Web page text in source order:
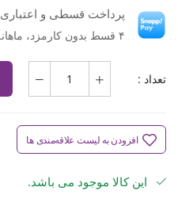
پرداخت قسطی و
۴ قسط بدون کارمزد، ماهانه ۵۴۳٬۷۵۰ تومان
تعداد :
افزودن به لیست علاقه‌مندی ها
این کالا موجود می باشد.